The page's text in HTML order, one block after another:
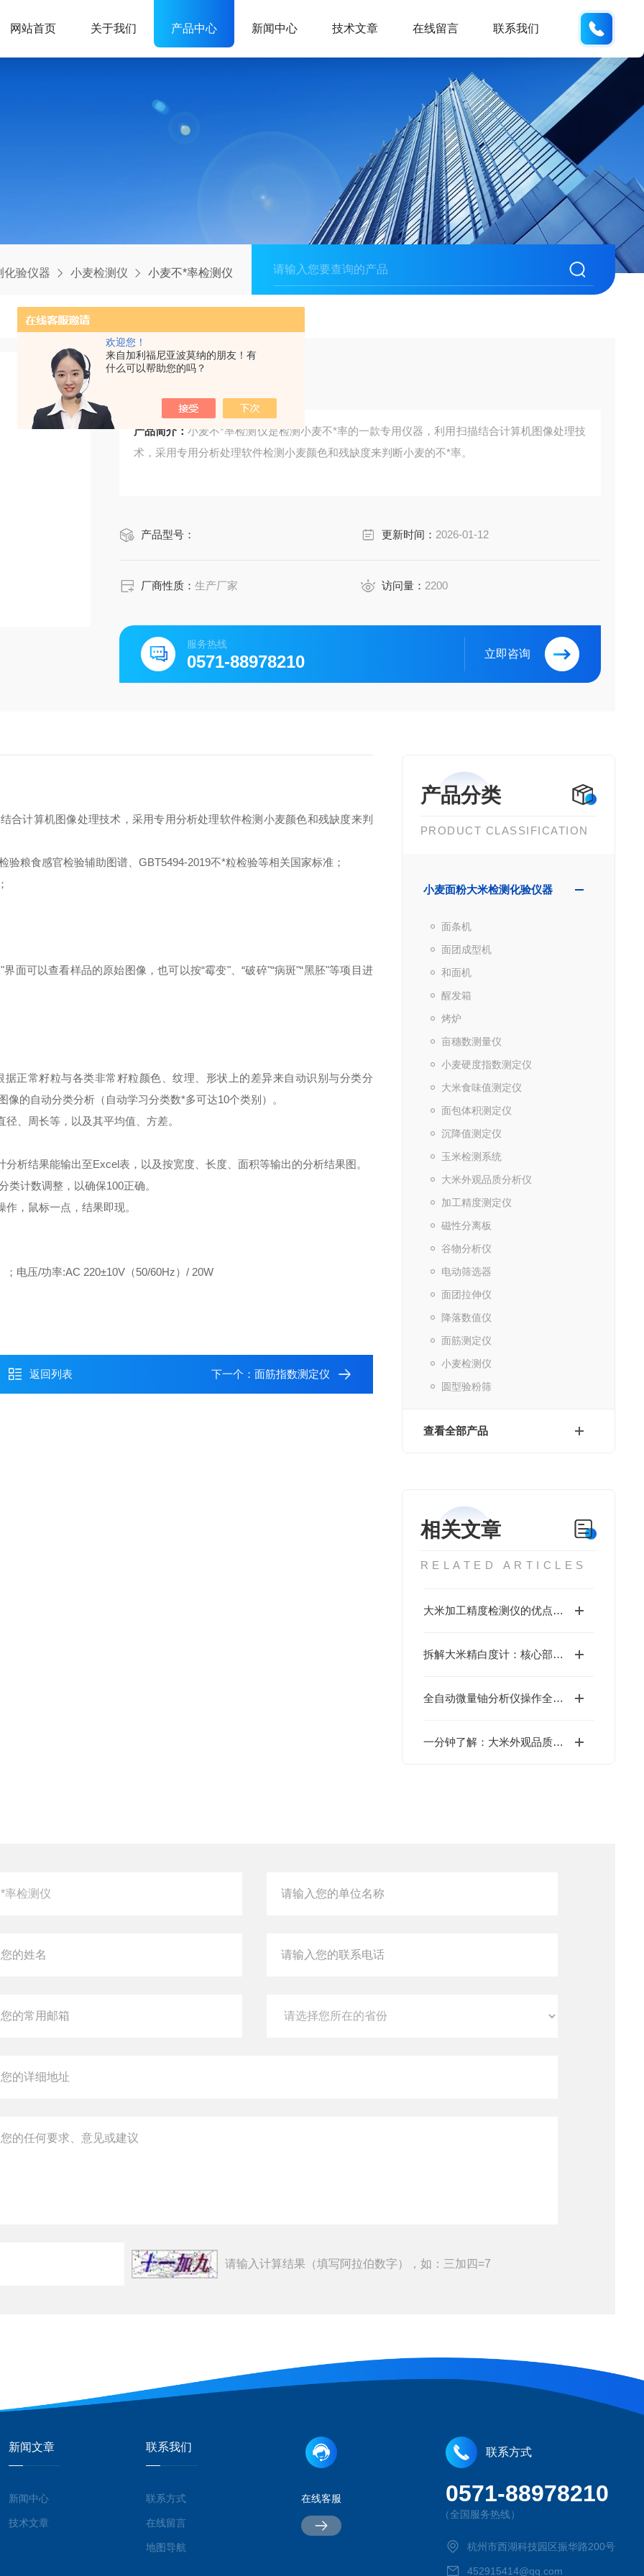
欢迎您！
来自加利福尼亚波莫纳的朋友！有
什么可以帮助您的吗？
0571-
网站首页 关于我们 产品中心 新闻中心 技术文章 在线留言 联系我们
化验仪器 小麦检测仪 小麦不*率检测仪
产品简介：小麦不*率检测仪是检测小麦不*率的一款专用仪器，利用扫描结合计算机图像处理技
术，采用专用分析处理软件检测小麦颜色和残缺度来判断小麦的不*率。
产品型号： 更新时间： 2026-01-12
厂商性质：生产厂家 访问量： 2200
服务热线
0571-88978210 立即咨询
产品分类
PRODUCT CLASSIFICATION
小麦面粉大米检测化验仪器
面条机
面团成型机
和面机
醒发箱
烤炉
亩穗数测量仪
小麦硬度指数测定仪
大米食味值测定仪
面包体积测定仪
沉降值测定仪
玉米检测系统
大米外观品质分析仪
加工精度测定仪
磁性分离板
谷物分析仪
电动筛选器
面团拉伸仪
降落数值仪
面筋测定仪
小麦检测仪
圆型验粉筛
查看全部产品
相关文章
RELATED ARTICLES
大米加工精度检测仪的优点分析
拆解大米精白度计：核心部件藏着哪些“精准密码”？
全自动微量铀分析仪操作全攻略：从开机到出结果，一步到位！
一分钟了解：大米外观品质检测仪的工作原理
合计算机图像处理技术，采用专用分析处理软件检测小麦颜色和残缺度来判
验粮食感官检验辅助图谱、GBT5494-2019不*粒检验等相关国家标准；
面可以查看样品的原始图像，也可以按“霉变"、“破碎"“病斑"“黑胚"等项目进
正常籽粒与各类非常籽粒颜色、纹理、形状上的差异来自动识别与分类分
的自动分类分析（自动学习分类数*多可达10个类别）。
、周长等，以及其平均值、方差。
析结果能输出至Excel表，以及按宽度、长度、面积等输出的分析结果图。
计数调整，以确保100正确。
，鼠标一点，结果即现。
电压/功率:AC 220±10V（50/60Hz）/ 20W
返回列表 下一个： 面筋指数测定仪
请输入计算结果（填写阿拉伯数字），如：三加四=7
新闻文章
新闻中心
技术文章
联系我们
联系方式
在线留言
地图导航
在线客服
联系方式
0571-88978210
（全国服务热线）
杭州市西湖科技园区振华路200号
452915414@qq.com